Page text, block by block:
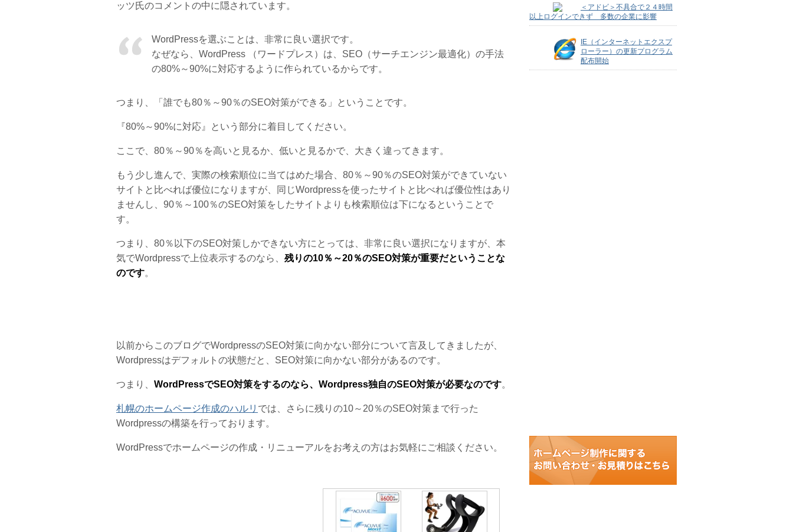
ッツ氏のコメントの中に隠されています。
WordPressを選ぶことは、非常に良い選択です。
なぜなら、WordPress （ワードプレス）は、SEO（サーチエンジン最適化）の手法
の80%～90%に対応するように作られているからです。
つまり、「誰でも80％～90％のSEO対策ができる」ということです。
『80%～90%に対応』という部分に着目してください。
ここで、80％～90％を高いと見るか、低いと見るかで、大きく違ってきます。
もう少し進んで、実際の検索順位に当てはめた場合、80％～90％のSEO対策ができていない
サイトと比べれば優位になりますが、同じWordpressを使ったサイトと比べれば優位性はあり
ませんし、90％～100％のSEO対策をしたサイトよりも検索順位は下になるということで
す。
つまり、80％以下のSEO対策しかできない方にとっては、非常に良い選択になりますが、本
気でWordpressで上位表示するのなら、 残りの10％～20％のSEO対策が重要だということな
のです。
以前からこのブログでWordpressのSEO対策に向かない部分について言及してきましたが、
Wordpressはデフォルトの状態だと、SEO対策に向かない部分があるのです。
つまり、 WordPressでSEO対策をするのなら、Wordpress独自のSEO対策が必要なのです。
札幌のホームページ作成のハルリ では、さらに残りの10～20％のSEO対策まで行った
Wordpressの構築を行っております。
WordPressでホームページの作成・リニューアルをお考えの方はお気軽にご相談ください。
＜アドビ＞不具合で２４時間
以上ログインできず 多数の企業に影響
IE（インターネットエクスプ
ローラー）の更新プログラム
配布開始